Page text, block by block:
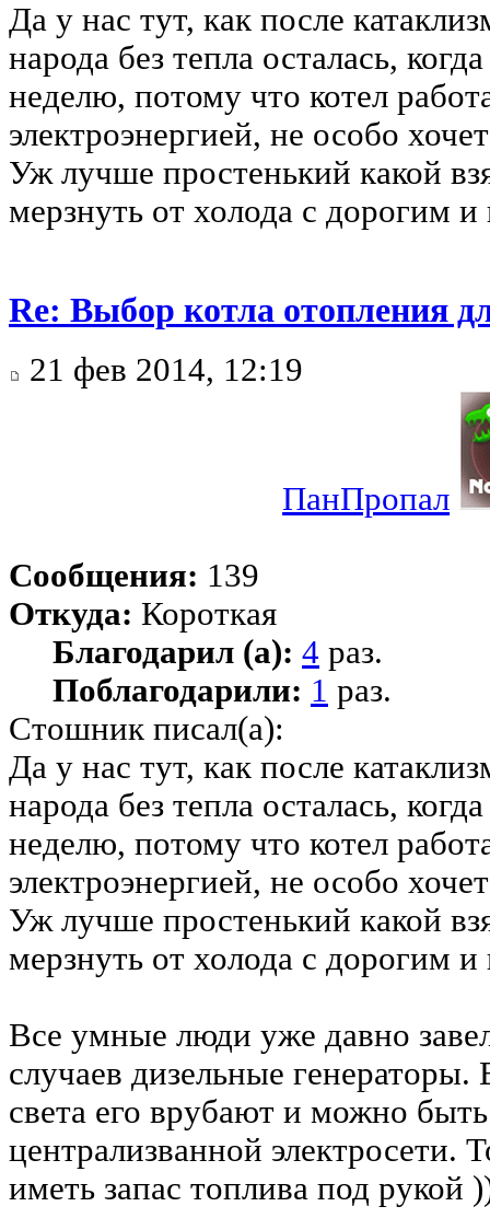
Да у нас тут, как после
народа без тепла осталась,
неделю, потому что котел
электроэнергией, не особо
Уж лучше простенький какой
мерзнуть от холода с дорогим
Re: Выбор котла отопления
21 фев 2014, 12:19
ПанПропал
Сообщения: 139
Откуда: Короткая
Благодарил (а): 4 раз.
Поблагодарили: 1 раз.
Стошник писал(а):
Да у нас тут, как после
народа без тепла осталась,
неделю, потому что котел
электроэнергией, не особо
Уж лучше простенький какой
мерзнуть от холода с дорогим
Все умные люди уже давно
случаев дизельные
света его врубают и можно
централизванной электросети.
иметь запас топлива под рукой